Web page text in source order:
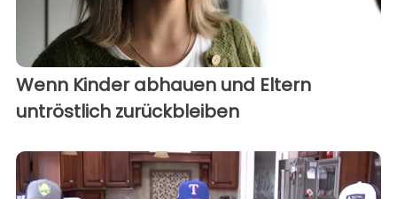
Wenn Kinder abhauen und Eltern
untröstlich zurückbleiben